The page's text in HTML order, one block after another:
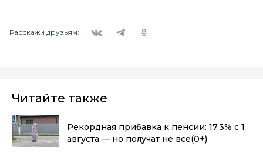
Расскажи друзьям:
Читайте также
Рекордная прибавка к пенсии: 17,3% с 1
августа — но получат не все(0+)